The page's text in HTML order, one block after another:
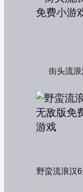
街头流浪
野蛮流浪汉